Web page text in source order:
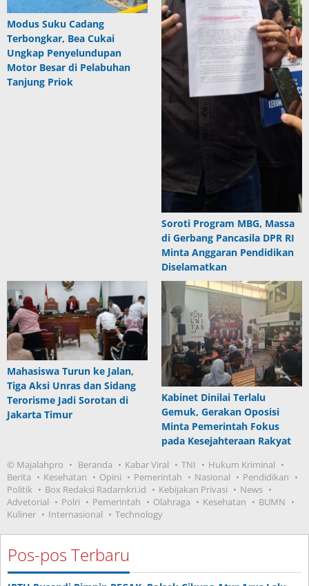
Modus Suku Cadang
Terbongkar, Bea Cukai
Ungkap Penyelundupan
Motor Besar di Pelabuhan
Tanjung Priok
Soroti Program MBG, Massa
di Gerbang Pancasila DPR RI
Minta Anggaran Pendidikan
Diselamatkan
Mahasiswa Turun ke Jalan,
Tiga Aksi Unras dan Sidang
Terorisme Jadi Sorotan di
Jakarta Timur
Kabinet Dinilai Terlalu
Gemuk, Gerakan Oposisi
Minta Pemerintah Fokus
pada Kesejahteraan Rakyat
© Majalahpro Beranda Kabar Viral TNI
Hukum Kriminal
Berita
Kesehatan Opini Pemerintah Nasional
Pendidikan
Politik
Box Redaksi Radarnkri.id Kebijakan Privasi
News
Advetorial
Polri Pemerintah Olahraga Kesehatan
BUMN
Kuliner
Internasional Technology
Pos-pos Terbaru